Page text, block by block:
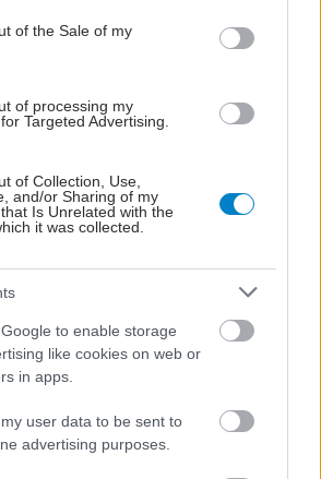
of the Sale of my
of processing my
Targeted Advertising.
of Collection, Use,
and/or Sharing of my
Is Unrelated with the
it was collected.
to enable storage
like cookies on web or
in apps.
user data to be sent to
advertising purposes.
Loading...
Σχολίου